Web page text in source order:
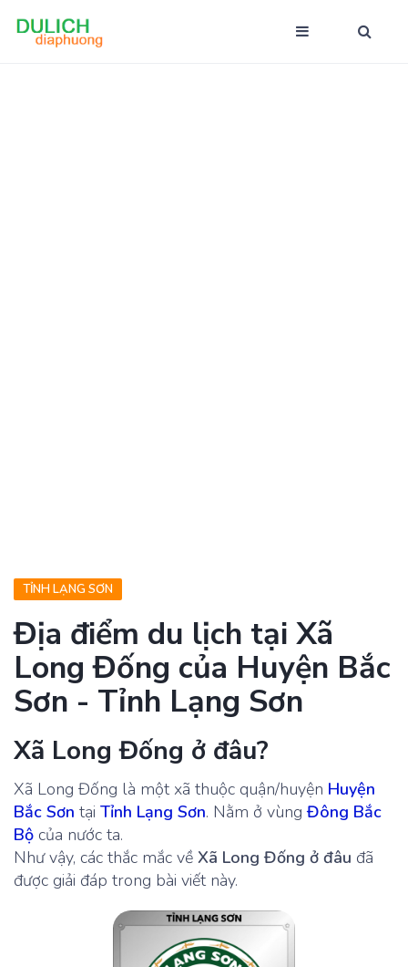
TỈNH LẠNG SƠN
Địa điểm du lịch tại Xã
Long Đống của Huyện Bắc
Sơn - Tỉnh Lạng Sơn
Xã Long Đống ở đâu?
Xã Long Đống là một xã thuộc quận/huyện Huyện
Bắc Sơn tại Tỉnh Lạng Sơn. Nằm ở vùngĐông Bắc
Bộ của nước ta.
Như vậy, các thắc mắc về Xã Long Đống ở đâu đã
được giải đáp trong bài viết này.